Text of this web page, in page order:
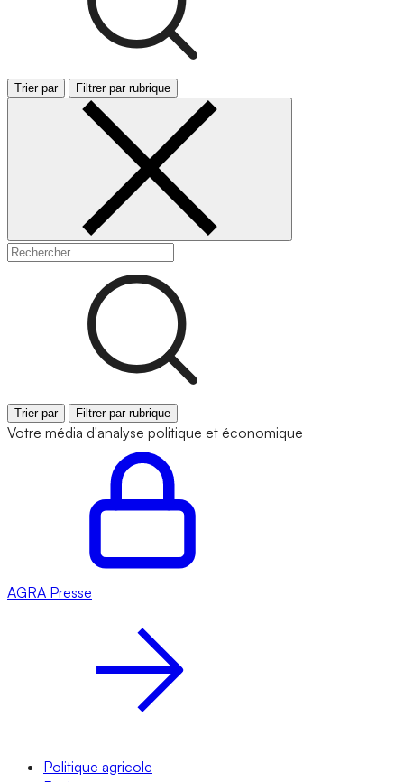
Trier par Filtrer par rubrique
Trier par Filtrer par rubrique
Votre média d'analyse politique et économique
AGRA Presse
Politique agricole